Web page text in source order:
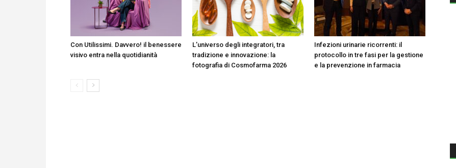
Con Utilissimi. Davvero! il benessere
visivo entra nella quotidianità
L’universo degli integratori, tra
tradizione e innovazione: la
fotografia di Cosmofarma 2026
Infezioni urinarie ricorrenti: il
protocollo in tre fasi per la gestione
e la prevenzione in farmacia